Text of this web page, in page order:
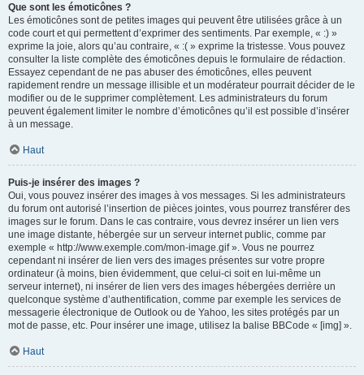
Que sont les émoticônes ?
Les émoticônes sont de petites images qui peuvent être utilisées grâce à un
code court et qui permettent d’exprimer des sentiments. Par exemple, « :) »
exprime la joie, alors qu’au contraire, « :( » exprime la tristesse. Vous pouvez
consulter la liste complète des émoticônes depuis le formulaire de rédaction.
Essayez cependant de ne pas abuser des émoticônes, elles peuvent
rapidement rendre un message illisible et un modérateur pourrait décider de le
modifier ou de le supprimer complètement. Les administrateurs du forum
peuvent également limiter le nombre d’émoticônes qu’il est possible d’insérer
à un message.
Haut
Puis-je insérer des images ?
Oui, vous pouvez insérer des images à vos messages. Si les administrateurs
du forum ont autorisé l’insertion de pièces jointes, vous pourrez transférer des
images sur le forum. Dans le cas contraire, vous devrez insérer un lien vers
une image distante, hébergée sur un serveur internet public, comme par
exemple « http://www.exemple.com/mon-image.gif ». Vous ne pourrez
cependant ni insérer de lien vers des images présentes sur votre propre
ordinateur (à moins, bien évidemment, que celui-ci soit en lui-même un
serveur internet), ni insérer de lien vers des images hébergées derrière un
quelconque système d’authentification, comme par exemple les services de
messagerie électronique de Outlook ou de Yahoo, les sites protégés par un
mot de passe, etc. Pour insérer une image, utilisez la balise BBCode « [img] ».
Haut